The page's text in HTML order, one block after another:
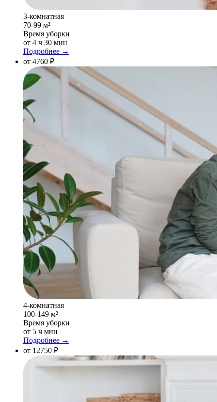
3-комнатная
70-99 м²
Время уборки
от 4 ч 30 мин
Подробнее →
от 4760 ₽
4-комнатная
100-149 м²
Время уборки
от 5 ч мин
Подробнее →
от 12750 ₽